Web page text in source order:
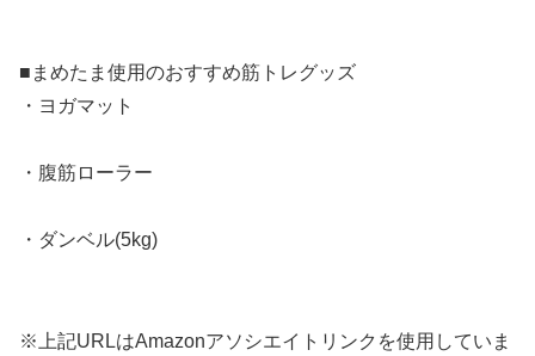
■まめたま使用のおすすめ筋トレグッズ
・ヨガマット
・腹筋ローラー
・ダンベル(5kg)
※上記URLはAmazonアソシエイトリンクを使用していま